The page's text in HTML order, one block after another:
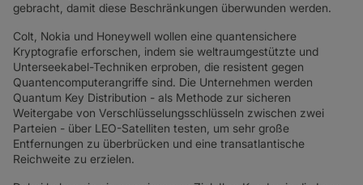
gebracht, damit diese Beschränkungen überwunden werden.
Colt, Nokia und Honeywell wollen eine quantensichere
Kryptografie erforschen, indem sie weltraumgestützte und
Unterseekabel-Techniken erproben, die resistent gegen
Quantencomputerangriffe sind. Die Unternehmen werden
Quantum Key Distribution - als Methode zur sicheren
Weitergabe von Verschlüsselungsschlüsseln zwischen zwei
Parteien - über LEO-Satelliten testen, um sehr große
Entfernungen zu überbrücken und eine transatlantische
Reichweite zu erzielen.